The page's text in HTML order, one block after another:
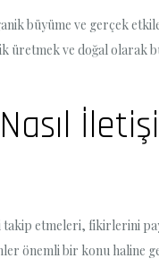
büyüme ve gerçek
üretmek ve doğal olarak
etmeleri, fikirlerini
önemli bir konu haline